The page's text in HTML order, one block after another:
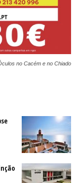
no Cacém e no Chiado